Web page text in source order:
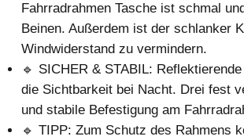
Fahrradrahmen Tasche ist schmal
Beinen. Außerdem ist der schlanker
Windwiderstand zu vermindern.
🔹 SICHER & STABIL:
die Sichtbarkeit bei Nacht. Drei fest
und stabile Befestigung am
🔹 TIPP: Zum Schutz des Rahmens